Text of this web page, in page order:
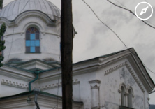
Хрещення Русі. На честь
місто […]